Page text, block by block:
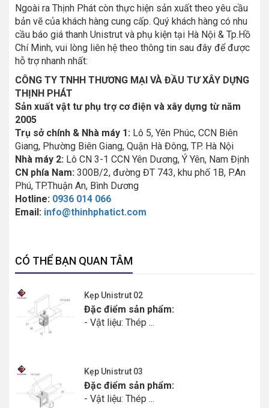
Ngoài ra Thịnh Phát còn thực hiện sản xuất theo yêu cầu
bản vẽ của khách hàng cung cấp. Quý khách hàng có nhu
cầu báo giá thanh Unistrut và phụ kiện tại Hà Nội & Tp.Hồ
Chí Minh, vui lòng liên hệ theo thông tin sau đây để được
hỗ trợ nhanh nhất:
CÔNG TY TNHH THƯƠNG MẠI VÀ ĐẦU TƯ XÂY DỰNG
THỊNH PHÁT
Sản xuất vật tư phụ trợ cơ điện và xây dựng từ năm
2005
Trụ sở chính & Nhà máy 1: Lô 5, Yên Phúc, CCN Biên
Giang, Phường Biên Giang, Quận Hà Đông, TP. Hà Nội
Nhà máy 2: Lô CN 3-1 CCN Yên Dương, Ý Yên, Nam Định
CN phía Nam: 300B/2, đường ĐT 743, khu phố 1B, P.An
Phú, TP.Thuận An, Bình Dương
Hotline: 0936 014 066
Email: info@thinhphatict.com
CÓ THỂ BẠN QUAN TÂM
Kẹp Unistrut 02
Đặc điểm sản phẩm:
- Vật liệu: Thép ...
Kẹp Unistrut 03
Đặc điểm sản phẩm:
- Vật liệu: Thép ...